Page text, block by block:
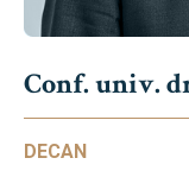
Conf. univ.
DECAN